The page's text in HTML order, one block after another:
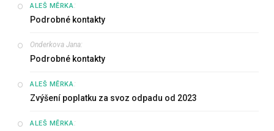
ALEŠ MĚRKA:
Podrobné kontakty
Onderkova Jana:
Podrobné kontakty
ALEŠ MĚRKA:
Zvýšení poplatku za svoz odpadu od 2023
ALEŠ MĚRKA: